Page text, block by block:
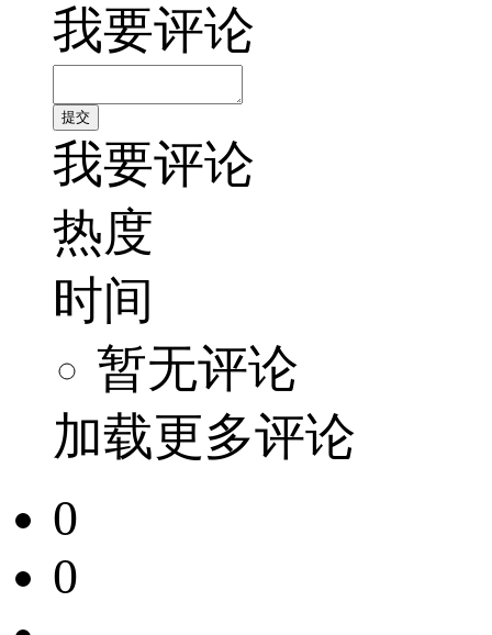
我要评论
我要评论
热度
时间
暂无评论
加载更多评论
0
0